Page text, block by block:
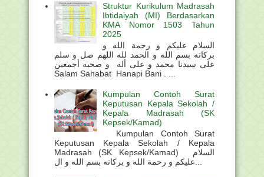
Struktur Kurikulum Madrasah
Ibtidaiyah (MI) Berdasarkan
KMA Nomor 1503 Tahun
2025
السلام عليكم و رحمة الله و
بركاته بسم الله و الحمد لله اللهم صل و سلم
على سيدنا محمد و على أله و صحبه أجمعين
Salam Sahabat Hanapi Bani . ...
Kumpulan Contoh Surat
Keputusan Kepala Sekolah /
Kepala Madrasah (SK
Kepsek/Kamad)
Kumpulan Contoh Surat
Keputusan Kepala Sekolah / Kepala
Madrasah (SK Kepsek/Kamad) السلام